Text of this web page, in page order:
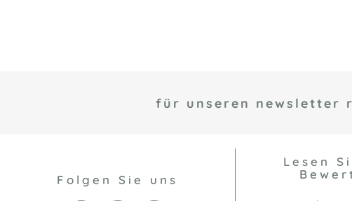
für unseren newsletter
Folgen Sie uns
Lesen